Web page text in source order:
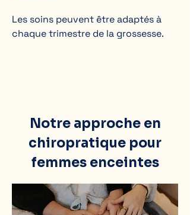
Les soins peuvent être adaptés à
chaque trimestre de la grossesse.
Notre approche en
chiropratique pour
femmes enceintes